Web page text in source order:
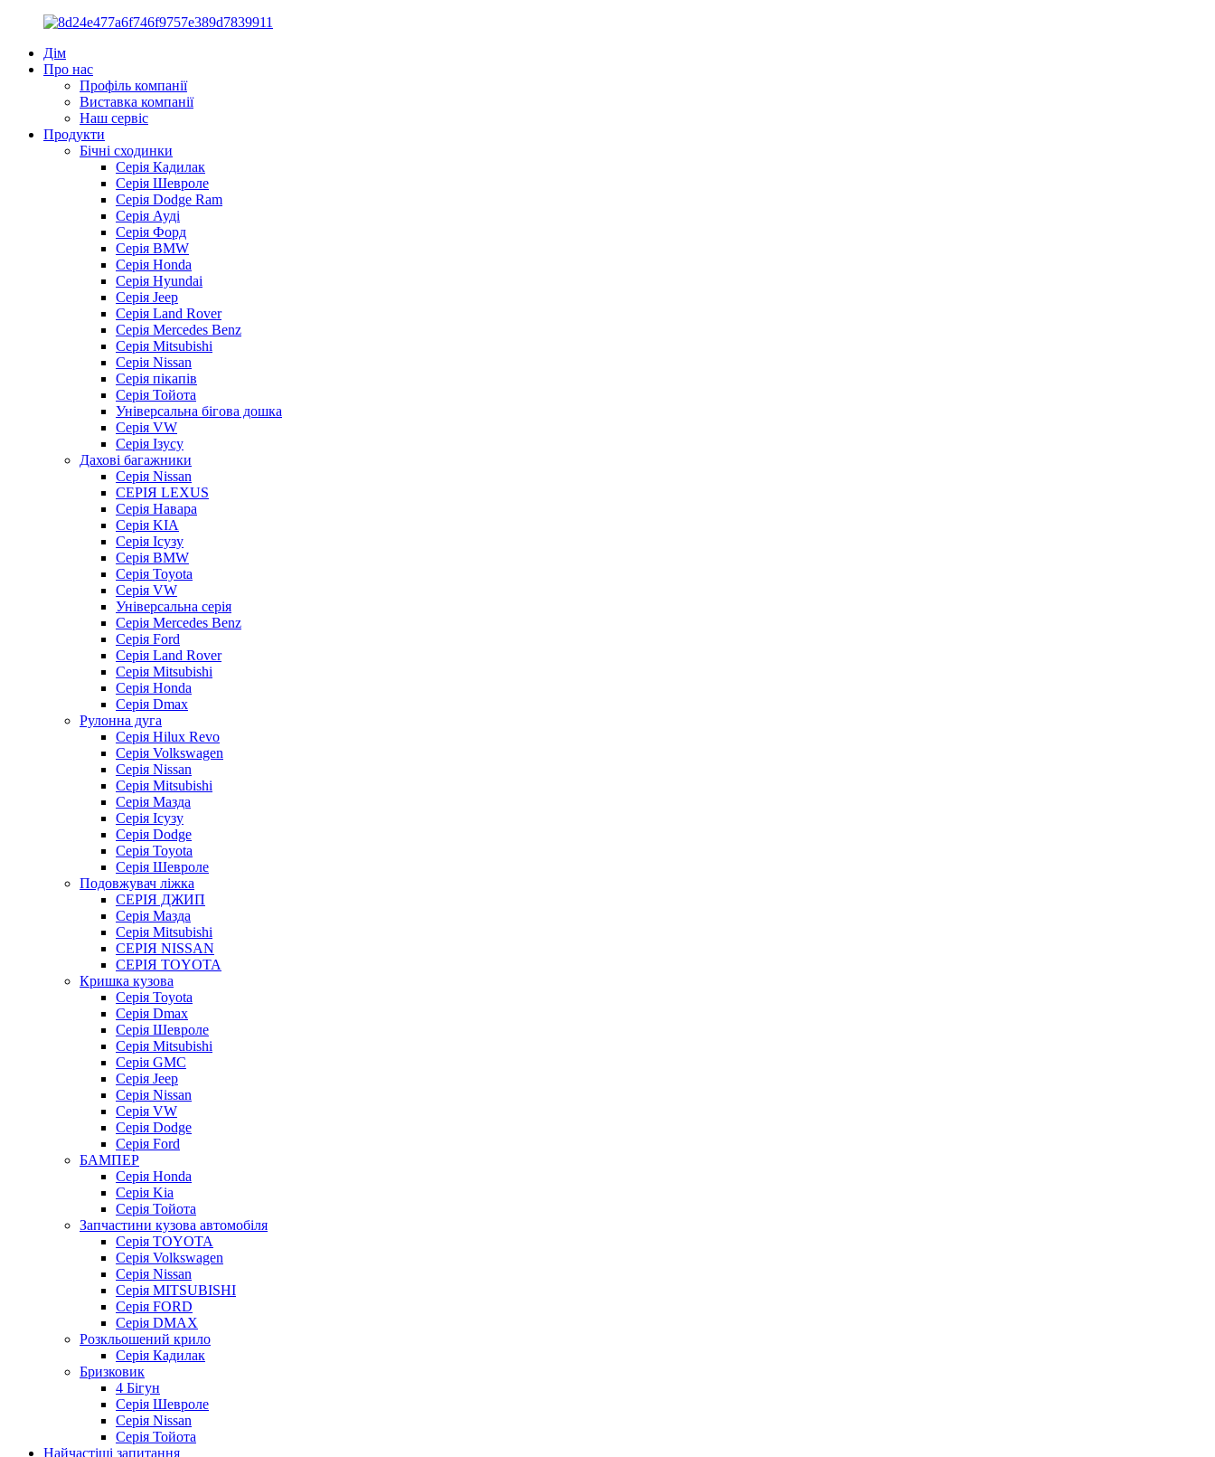
Дім
Про нас
Профіль компанії
Виставка компанії
Наш сервіс
Продукти
Бічні сходинки
Серія Кадилак
Серія Шевроле
Серія Dodge Ram
Серія Ауді
Серія Форд
Серія BMW
Серія Honda
Серія Hyundai
Серія Jeep
Серія Land Rover
Серія Mercedes Benz
Серія Mitsubishi
Серія Nissan
Серія пікапів
Серія Тойота
Універсальна бігова дошка
Серія VW
Серія Ізусу
Дахові багажники
Серія Nissan
СЕРІЯ LEXUS
Серія Навара
Серія KIA
Серія Ісузу
Серія BMW
Серія Toyota
Серія VW
Універсальна серія
Серія Mercedes Benz
Серія Ford
Серія Land Rover
Серія Mitsubishi
Серія Honda
Серія Dmax
Рулонна дуга
Серія Hilux Revo
Серія Volkswagen
Серія Nissan
Серія Mitsubishi
Серія Мазда
Серія Ісузу
Серія Dodge
Серія Toyota
Серія Шевроле
Подовжувач ліжка
СЕРІЯ ДЖИП
Серія Мазда
Серія Mitsubishi
СЕРІЯ NISSAN
СЕРІЯ TOYOTA
Кришка кузова
Серія Toyota
Серія Dmax
Серія Шевроле
Серія Mitsubishi
Серія GMC
Серія Jeep
Серія Nissan
Серія VW
Серія Dodge
Серія Ford
БАМПЕР
Серія Honda
Серія Kia
Серія Тойота
Запчастини кузова автомобіля
Серія TOYOTA
Серія Volkswagen
Серія Nissan
Серія MITSUBISHI
Серія FORD
Серія DMAX
Розкльошений крило
Серія Кадилак
Бризковик
4 Бігун
Серія Шевроле
Серія Nissan
Серія Тойота
Найчастіші запитання